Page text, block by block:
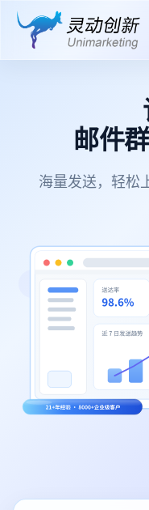
邮件
海量发送，轻松